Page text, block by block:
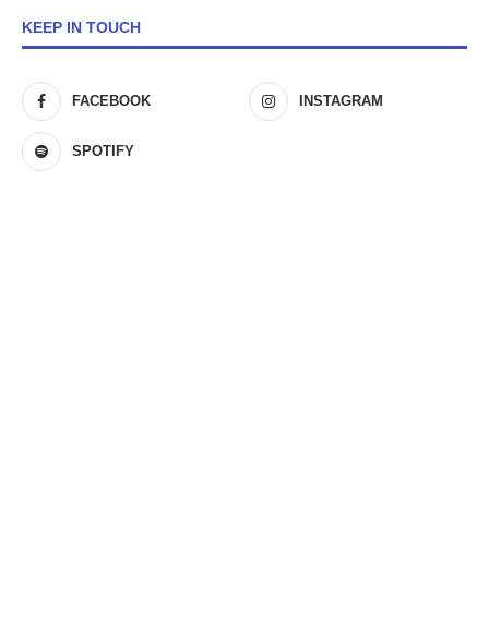
KEEP IN TOUCH
FACEBOOK INSTAGRAM
SPOTIFY